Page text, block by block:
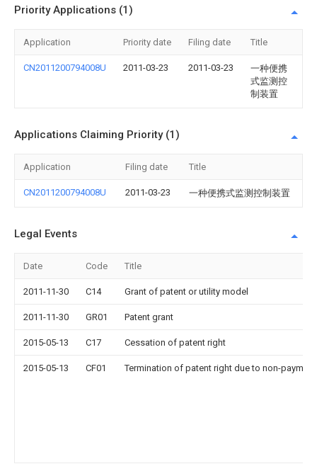
Priority Applications (1)
Application Priority date Filing date Title
CN2011200794008U 2011-03-23 2011-03-23
一种便携
式监测控
制装置
Applications Claiming Priority (1)
Application Filing date Title
CN2011200794008U 2011-03-23 一种便携式监测控制装置
Legal Events
Date Code Title
2011-11-30 C14 Grant of patent or utility model
2011-11-30 GR01 Patent grant
2015-05-13 C17 Cessation of patent right
2015-05-13 CF01 Termination of patent right due to non-